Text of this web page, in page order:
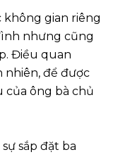
không gian riêng
nhưng cũng
Điều quan
nhiên, để được
của ông bà chủ
sắp đặt ba